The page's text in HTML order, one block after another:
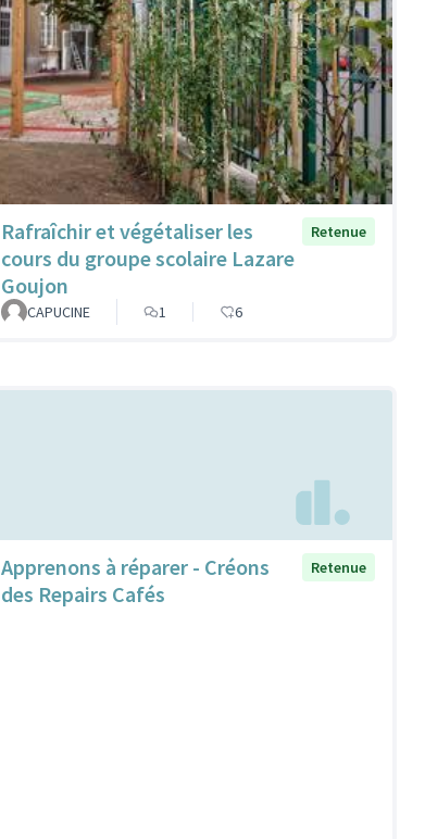
Rafraîchir et végétaliser les
cours du groupe scolaire Lazare
Goujon
Retenue
CAPUCINE 1 6
Apprenons à réparer - Créons
des Repairs Cafés
Retenue